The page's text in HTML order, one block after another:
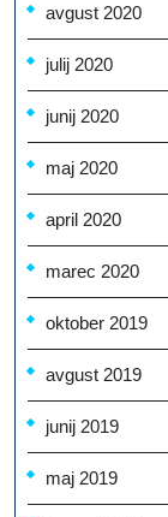
avgust 2020
julij 2020
junij 2020
maj 2020
april 2020
marec 2020
oktober 2019
avgust 2019
junij 2019
maj 2019